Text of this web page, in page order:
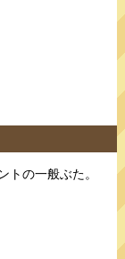
トの一般ぶた。